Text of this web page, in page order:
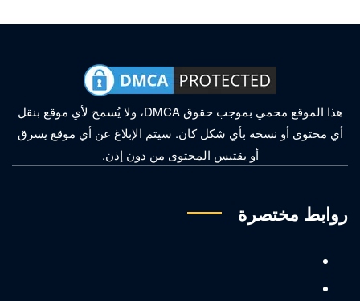
هذا الموقع محمي بموجب حقوق DMCA، ولا يُسمح لأي موقع بنقل
أي محتوى أو نسخه بأي شكل كان. سيتم الإبلاغ عن أي موقع يسرق
أو يقتبس المحتوى من دون إذن.
روابط مختصرة